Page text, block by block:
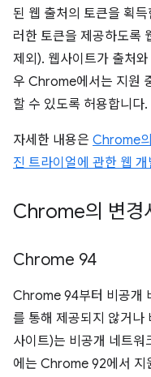
된 웹 출처의 토큰을 획
러한 토큰을 제공하도록
제외). 웹사이트가 출처
우 Chrome에서는 지원
할 수 있도록 허용합니다.
자세한 내용은 Chrome
진 트라이얼에 관한 웹
Chrome의 변경
Chrome 94
Chrome 94부터 비공개
를 통해 제공되지 않거나
사이트)는 비공개 네트
에는 Chrome 92에서 지